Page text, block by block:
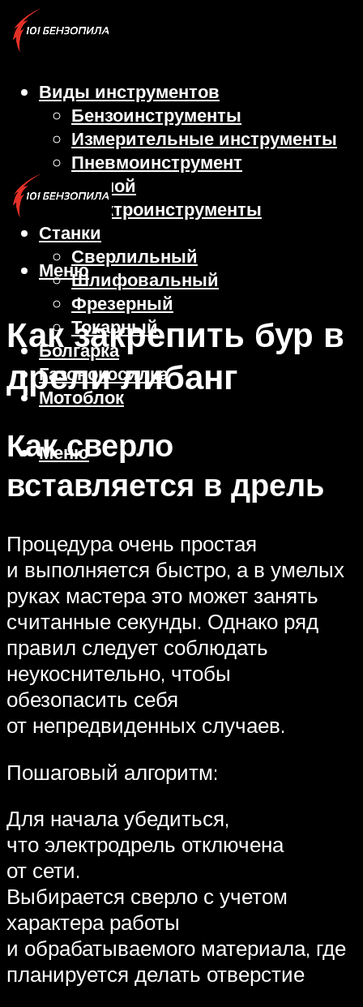
Виды инструментов
Бензоинструменты
Измерительные инструменты
Пневмоинструмент
Ручной
Электроинструменты
Станки
Сверлильный
Шлифовальный
Фрезерный
Токарный
Болгарка
Газонокосилка
Мотоблок
Меню
Меню
Как закрепить бур в
дрели либанг
Как сверло
вставляется в дрель
Процедура очень простая
и выполняется быстро, а в умелых
руках мастера это может занять
считанные секунды. Однако ряд
правил следует соблюдать
неукоснительно, чтобы
обезопасить себя
от непредвиденных случаев.
Пошаговый алгоритм:
Для начала убедиться,
что электродрель отключена
от сети.
Выбирается сверло с учетом
характера работы
и обрабатываемого материала, где
планируется делать отверстие